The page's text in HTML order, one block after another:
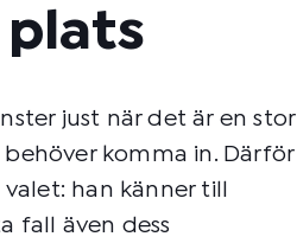
plats
just när det är en stor
komma in. Därför
han känner till
fall även dess